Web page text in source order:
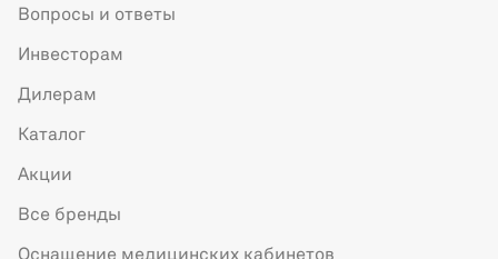
Вопросы и ответы
Инвесторам
Дилерам
Каталог
Акции
Все бренды